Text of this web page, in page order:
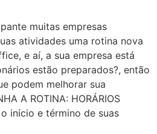
muitas empresas
atividades uma rotina nova
e aí, a sua empresa está
estão preparados?, então
podem melhorar sua
A ROTINA: HORÁRIOS
início e término de suas